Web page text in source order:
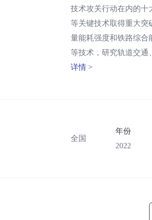
技术攻关行动在内的十
等关键技术取得重大
量能耗强度和铁路综合
等技术，研究轨道交通
详情 >
全国
年份
2022